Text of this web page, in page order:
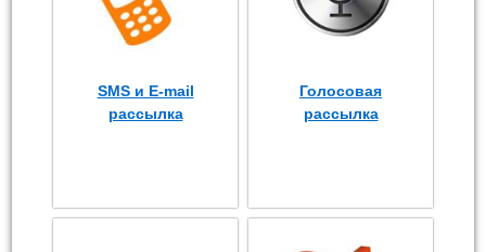
SMS и E-mail
рассылка
Голосовая
рассылка